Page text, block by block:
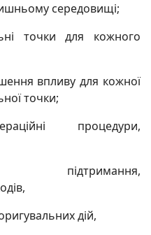
середовищі;
точки для кожного
впливу для кожної
точки;
процедури,
підтримання,
дій,